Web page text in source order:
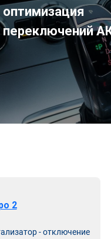
оптимизация
переключений
2
- отключение